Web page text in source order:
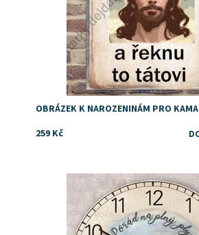
OBRÁZEK K NAROZENINÁM PRO
259 Kč
Dárek pro milovníky starých autobusů
Skladem